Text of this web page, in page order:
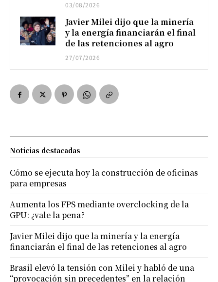
03/08/2026
Javier Milei dijo que la minería
y la energía financiarán el final
de las retenciones al agro
27/07/2026
Noticias destacadas
Cómo se ejecuta hoy la construcción de oficinas
para empresas
Aumenta los FPS mediante overclocking de la
GPU: ¿vale la pena?
Javier Milei dijo que la minería y la energía
financiarán el final de las retenciones al agro
Brasil elevó la tensión con Milei y habló de una
“provocación sin precedentes” en la relación